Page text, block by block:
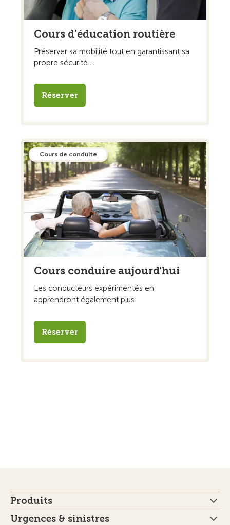
Cours d’éducation routière
Préserver sa mobilité tout en garantissant sa
propre sécurité ...
Réserver
Cours de conduite
Cours conduire aujourd'hui
Les conducteurs expérimentés en
apprendront également plus.
Réserver
Produits
Urgences & sinistres